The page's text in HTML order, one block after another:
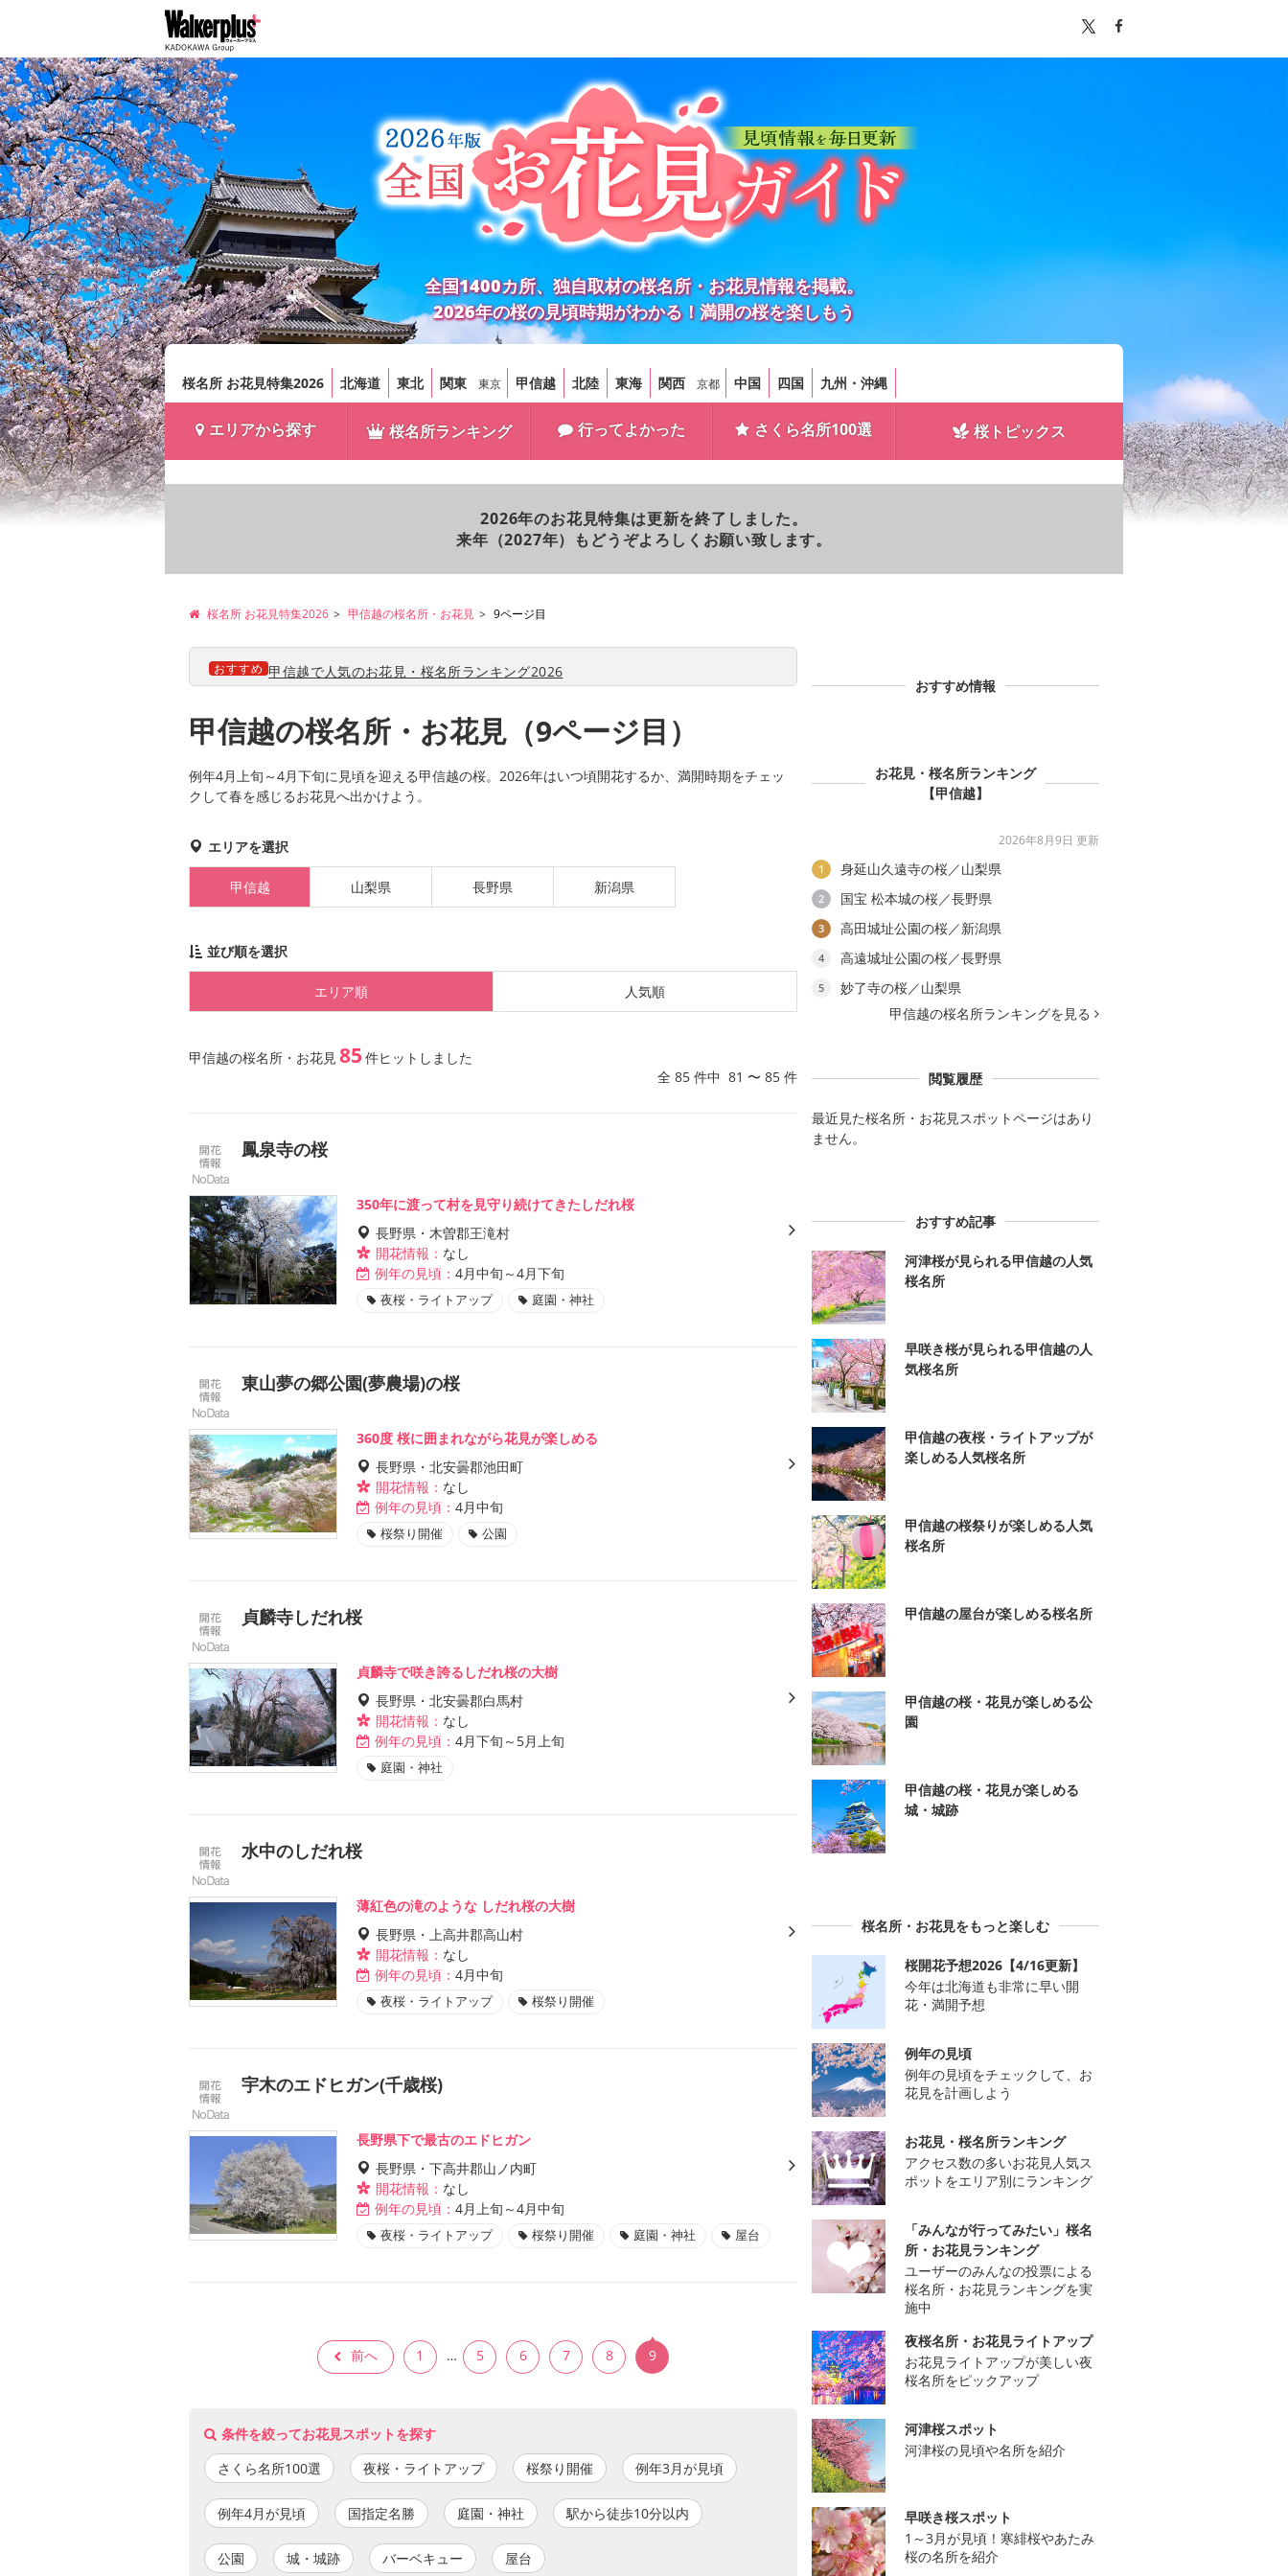
全国1400カ所、独自取材の桜名所・お花見情報を掲載。
2026年の桜の見頃時期がわかる！満開の桜を楽しもう
桜名所 お花見特集2026 北海道 東北 関東 東京 甲信越 北陸 東海 関西 京都 中国 四国 九州・沖縄
エリアから探す 桜名所ランキング 行ってよかった さくら名所100選 桜トピックス
2026年のお花見特集は更新を終了しました。
来年（2027年）もどうぞよろしくお願い致します。
桜名所 お花見特集2026 甲信越の桜名所・お花見 9ページ目
おすすめ 甲信越で人気のお花見・桜名所ランキング2026
甲信越の桜名所・お花見（9ページ目）
例年4月上旬～4月下旬に見頃を迎える甲信越の桜。2026年はいつ頃開花するか、満開時期をチェッ
クして春を感じるお花見へ出かけよう。
エリアを選択
甲信越 山梨県 長野県 新潟県
並び順を選択
エリア順 人気順
甲信越の桜名所・お花見 85 件ヒットしました
全 85 件中 81 〜 85 件
鳳泉寺の桜
350年に渡って村を見守り続けてきたしだれ桜
長野県・木曽郡王滝村
開花情報： なし
例年の見頃： 4月中旬～4月下旬
夜桜・ライトアップ 庭園・神社
東山夢の郷公園(夢農場)の桜
360度 桜に囲まれながら花見が楽しめる
長野県・北安曇郡池田町
開花情報： なし
例年の見頃： 4月中旬
桜祭り開催 公園
貞麟寺しだれ桜
貞麟寺で咲き誇るしだれ桜の大樹
長野県・北安曇郡白馬村
開花情報： なし
例年の見頃： 4月下旬～5月上旬
庭園・神社
水中のしだれ桜
薄紅色の滝のような しだれ桜の大樹
長野県・上高井郡高山村
開花情報： なし
例年の見頃： 4月中旬
夜桜・ライトアップ 桜祭り開催
宇木のエドヒガン(千歳桜)
長野県下で最古のエドヒガン
長野県・下高井郡山ノ内町
開花情報： なし
例年の見頃： 4月上旬～4月中旬
夜桜・ライトアップ 桜祭り開催 庭園・神社 屋台
前へ 1 … 5 6 7 8 9
条件を絞ってお花見スポットを探す
さくら名所100選
夜桜・ライトアップ 桜祭り開催 例年3月が見頃
例年4月が見頃 国指定名勝 庭園・神社 駅から徒歩10分以内
公園 城・城跡 バーベキュー 屋台
おすすめ情報
お花見・桜名所ランキング
【甲信越】
2026年8月9日 更新
1 身延山久遠寺の桜／山梨県
2 国宝 松本城の桜／長野県
3 高田城址公園の桜／新潟県
4 高遠城址公園の桜／長野県
5
妙了寺の桜／山梨県
甲信越の桜名所ランキングを見る
閲覧履歴
最近見た桜名所・お花見スポットページはあり
ません。
おすすめ記事
河津桜が見られる甲信越の人気
桜名所
早咲き桜が見られる甲信越の人
気桜名所
甲信越の夜桜・ライトアップが
楽しめる人気桜名所
甲信越の桜祭りが楽しめる人気
桜名所
甲信越の屋台が楽しめる桜名所
甲信越の桜・花見が楽しめる公
園
甲信越の桜・花見が楽しめる
城・城跡
桜名所・お花見をもっと楽しむ
桜開花予想2026【4/16更新】
今年は北海道も非常に早い開
花・満開予想
例年の見頃
例年の見頃をチェックして、お
花見を計画しよう
お花見・桜名所ランキング
アクセス数の多いお花見人気ス
ポットをエリア別にランキング
「みんなが行ってみたい」桜名
所・お花見ランキング
ユーザーのみんなの投票による
桜名所・お花見ランキングを実
施中
夜桜名所・お花見ライトアップ
お花見ライトアップが美しい夜
桜名所をピックアップ
河津桜スポット
河津桜の見頃や名所を紹介
早咲き桜スポット
1～3月が見頃！寒緋桜やあたみ
桜の名所を紹介